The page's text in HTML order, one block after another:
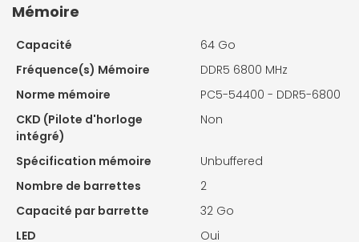
Mémoire
Capacité
64 Go
Fréquence(s) Mémoire
DDR5 6800 MHz
Norme mémoire
PC5-54400 - DDR5-6800
CKD (Pilote d'horloge
intégré)
Non
Spécification mémoire
Unbuffered
Nombre de barrettes
2
Capacité par barrette
32 Go
LED
Oui